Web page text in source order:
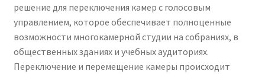
Чистка кондиционеров
Switching
Solution
(Discontinued)
решение для переключения камер с голосовым
управлением, которое обеспечивает полноценные
возможности многокамерной студии на собраниях, в
общественных зданиях и учебных аудиториях.
Переключение и перемещение камеры происходит